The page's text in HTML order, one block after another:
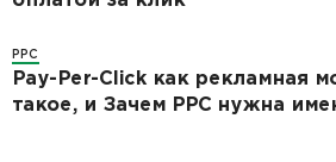
PPC
Pay-Per-Click как рекламная
такое, и Зачем PPC нужна